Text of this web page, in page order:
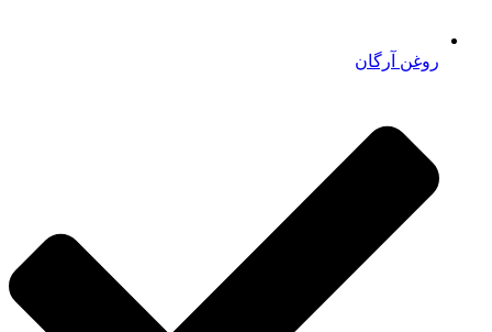
روغن آرگان